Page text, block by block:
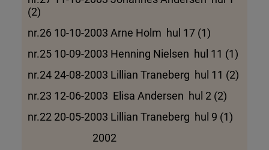
(2)
nr.26 10-10-2003 Arne Holm hul 17 (1)
nr.25 10-09-2003 Henning Nielsen hul 11 (1)
nr.24 24-08-2003 Lillian Traneberg hul 11 (2)
nr.23 12-06-2003 Elisa Andersen hul 2 (2)
nr.22 20-05-2003 Lillian Traneberg hul 9 (1)
2002